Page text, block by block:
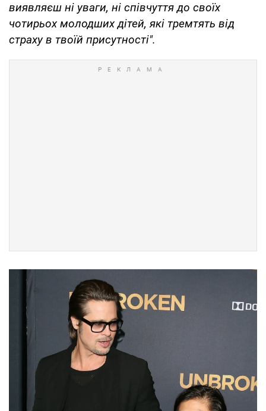
виявляєш ні уваги, ні співчуття до своїх
чотирьох молодших дітей, які тремтять від
страху в твоїй присутності".